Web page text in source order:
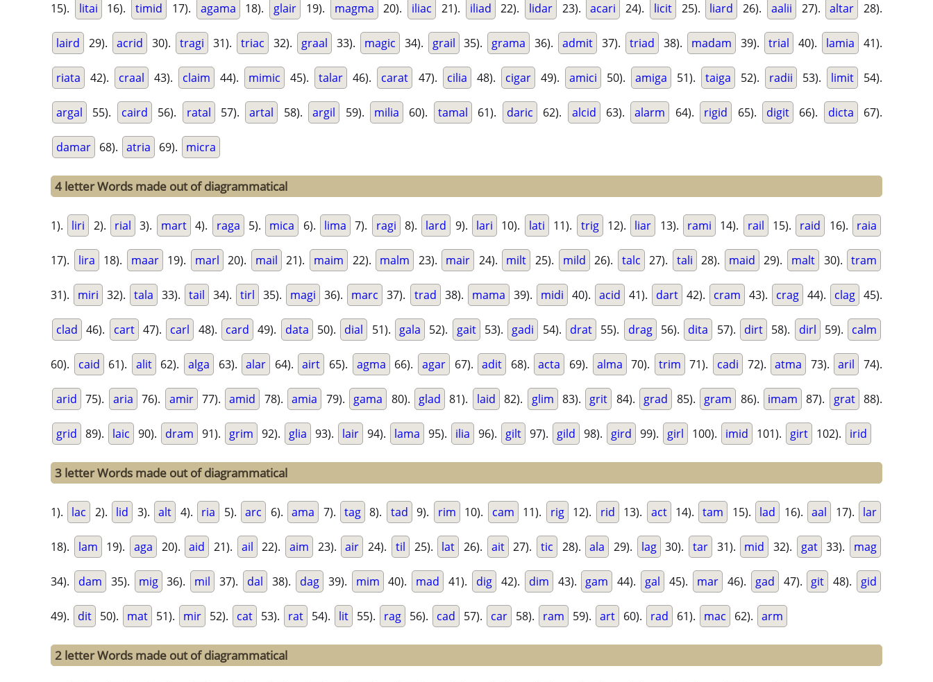
15). litai 16). timid 17). agama 18). glair 19). magma 20). iliac 21). iliad 22). lidar 23). acari 24). licit 25). liard 26). aalii 27). altar 28).
laird 29). acrid 30). tragi 31). triac 32). graal 33). magic 34). grail 35). grama 36). admit 37). triad 38). madam 39). trial 40). lamia 41).
riata 42). craal 43). claim 44). mimic 45). talar 46). carat 47). cilia 48). cigar 49). amici 50). amiga 51). taiga 52). radii 53). limit 54).
argal 55). caird 56). ratal 57). artal 58). argil 59). milia 60). tamal 61). daric 62). alcid 63). alarm 64). rigid 65). digit 66). dicta 67).
damar 68). atria 69). micra
4 letter Words made out of diagrammatical
1). liri 2). rial 3). mart 4). raga 5). mica 6). lima 7). ragi 8). lard 9). lari 10). lati 11). trig 12). liar 13). rami 14). rail 15). raid 16). raia
17). lira 18). maar 19). marl 20). mail 21). maim 22). malm 23). mair 24). milt 25). mild 26). talc 27). tali 28). maid 29). malt 30). tram
31). miri 32). tala 33). tail 34). tirl 35). magi 36). marc 37). trad 38). mama 39). midi 40). acid 41). dart 42). cram 43). crag 44). clag 45).
clad 46). cart 47). carl 48). card 49). data 50). dial 51). gala 52). gait 53). gadi 54). drat 55). drag 56). dita 57). dirt 58). dirl 59). calm
60). caid 61). alit 62). alga 63). alar 64). airt 65). agma 66). agar 67). adit 68). acta 69). alma 70). trim 71). cadi 72). atma 73). aril 74).
arid 75). aria 76). amir 77). amid 78). amia 79). gama 80). glad 81). laid 82). glim 83). grit 84). grad 85). gram 86). imam 87). grat 88).
grid 89). laic 90). dram 91). grim 92). glia 93). lair 94). lama 95). ilia 96). gilt 97). gild 98). gird 99). girl 100). imid 101). girt 102). irid
3 letter Words made out of diagrammatical
1). lac 2). lid 3). alt 4). ria 5). arc 6). ama 7). tag 8). tad 9). rim 10). cam 11). rig 12). rid 13). act 14). tam 15). lad 16). aal 17). lar
18). lam 19). aga 20). aid 21). ail 22). aim 23). air 24). til 25). lat 26). ait 27). tic 28). ala 29). lag 30). tar 31). mid 32). gat 33). mag
34). dam 35). mig 36). mil 37). dal 38). dag 39). mim 40). mad 41). dig 42). dim 43). gam 44). gal 45). mar 46). gad 47). git 48). gid
49). dit 50). mat 51). mir 52). cat 53). rat 54). lit 55). rag 56). cad 57). car 58). ram 59). art 60). rad 61). mac 62). arm
2 letter Words made out of diagrammatical